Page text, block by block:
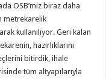
OSB’miz biraz daha
metrekarelik
kullanılıyor. Geri kalan
hazırlıklarını
bitirdik, ihale
tüm altyapılarıyla